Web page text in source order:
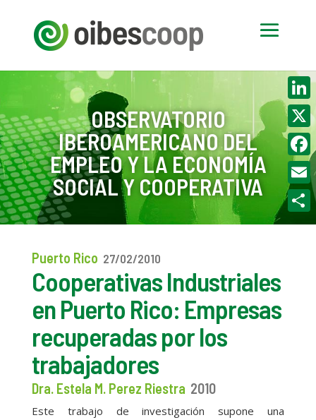
OBSERVATORIO
IBEROAMERICANO DEL
EMPLEO Y LA ECONOMÍA
SOCIAL Y COOPERATIVA
Puerto Rico 27/02/2010
Cooperativas Industriales
en Puerto Rico: Empresas
recuperadas por los
trabajadores
Dra. Estela M. Perez Riestra 2010
Este trabajo de investigación supone una
X
Email